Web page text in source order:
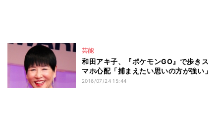
芸能
和田アキ子、『ポケモンGO』で歩きス
マホ心配「捕まえたい思いの方が強い」
2016/07/24 15:44